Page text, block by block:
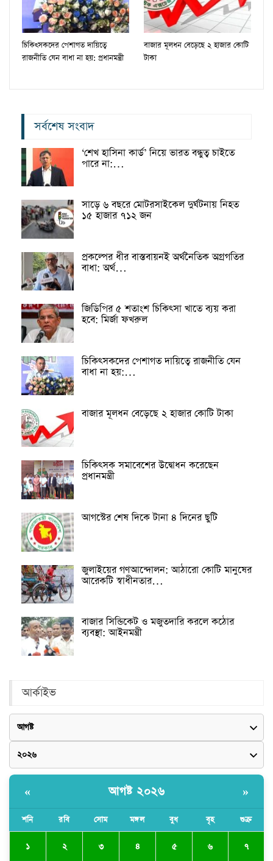
চিকিৎসকদের পেশাগত দায়িত্বে
রাজনীতি যেন বাধা না হয়: প্রধানমন্ত্রী
বাজার মূলধন বেড়েছে ২ হাজার কোটি
টাকা
সর্বশেষ সংবাদ
‘শেখ হাসিনা কার্ড’ নিয়ে ভারত বন্ধুত্ব চাইতে
পারে না:…
সাড়ে ৬ বছরে মোটরসাইকেল দুর্ঘটনায় নিহত
১৫ হাজার ৭১২ জন
প্রকল্পের ধীর বাস্তবায়নই অর্থনৈতিক অগ্রগতির
বাধা: অর্থ…
জিডিপির ৫ শতাংশ চিকিৎসা খাতে ব্যয় করা
হবে: মির্জা ফখরুল
চিকিৎসকদের পেশাগত দায়িত্বে রাজনীতি যেন
বাধা না হয়:…
বাজার মূলধন বেড়েছে ২ হাজার কোটি টাকা
চিকিৎসক সমাবেশের উদ্বোধন করেছেন
প্রধানমন্ত্রী
আগস্টের শেষ দিকে টানা ৪ দিনের ছুটি
জুলাইয়ের গণআন্দোলন: আঠারো কোটি মানুষের
আরেকটি স্বাধীনতার…
বাজার সিন্ডিকেট ও মজুতদারি করলে কঠোর
ব্যবস্থা: আইনমন্ত্রী
আর্কাইভ
« আগষ্ট ২০২৬ »
শনি রবি সোম মঙ্গল বুধ বৃহ শুক্র
১ ২ ৩ ৪ ৫ ৬ ৭